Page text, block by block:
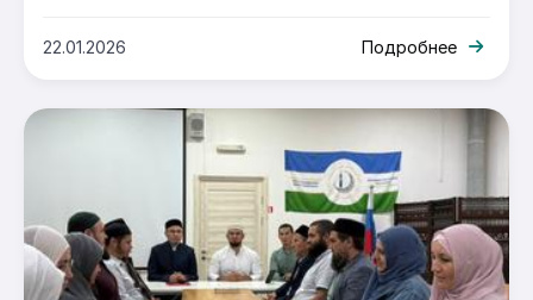
22.01.2026 Подробнее